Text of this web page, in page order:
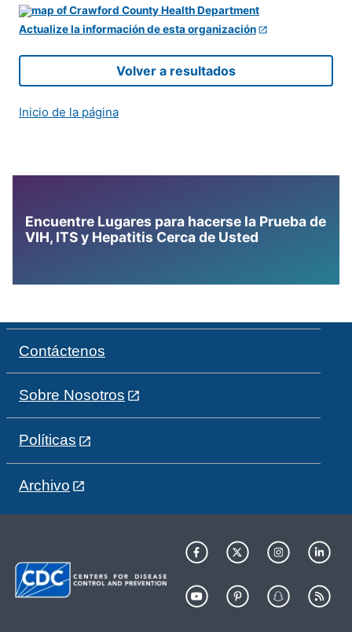
Actualize la información de esta organización
Volver a resultados
Inicio de la página
Encuentre Lugares para hacerse la Prueba de
VIH, ITS y Hepatitis Cerca de Usted
Contáctenos
Sobre Nosotros
Políticas
Archivo